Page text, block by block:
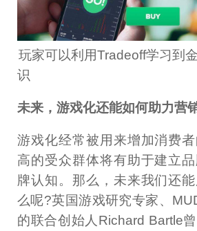
玩家可以利用Tradeoff学习到
识
未来，游戏化还能如何助力营
游戏化经常被用来增加消费
高的受众群体将有助于建立
牌认知。那么，未来我们还
么呢?英国游戏研究专家、
的联合创始人Richard Bartle